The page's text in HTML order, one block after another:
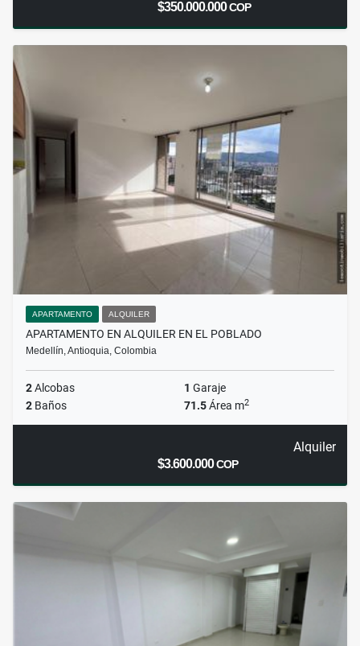
$350.000.000COP
APARTAMENTO ALQUILER
APARTAMENTO EN ALQUILER EN EL POBLADO
Medellín, Antioquia, Colombia
2Alcobas 1 Garaje
2 Baños 71.5Área m2
Alquiler
$3.600.000COP